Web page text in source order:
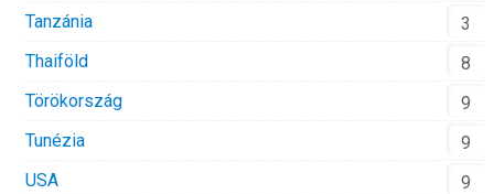
Tanzánia
3
Thaiföld
8
Törökország
9
Tunézia
9
USA
9